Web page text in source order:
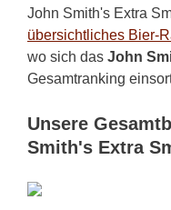
John Smith's Extra
übersichtliches Bier-
wo sich das John
Gesamtranking
Unsere
Smith's Extra